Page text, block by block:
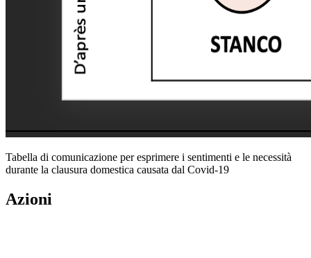
Tabella di comunicazione per esprimere i sentimenti e le necessità
durante la clausura domestica causata dal Covid-19
Azioni